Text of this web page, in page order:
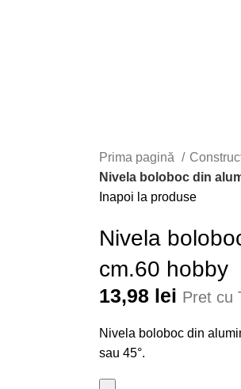
Prima pagină
Nivela boloboc din
Inapoi la produse
Nivela
cm.60 hobby
13,98 lei Pret cu
Nivela boloboc din
sau 45°.